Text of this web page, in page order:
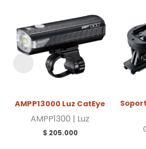
AMPP13000 Luz CatEye
AMPP1300 | Luz
$ 205.000